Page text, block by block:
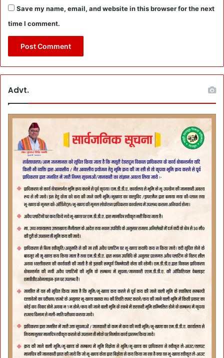
Save my name, email, and website in this browser for the next
time I comment.
Advt.